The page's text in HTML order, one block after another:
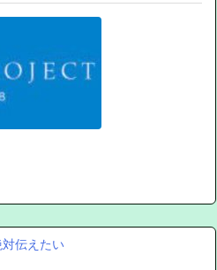
伝えたい